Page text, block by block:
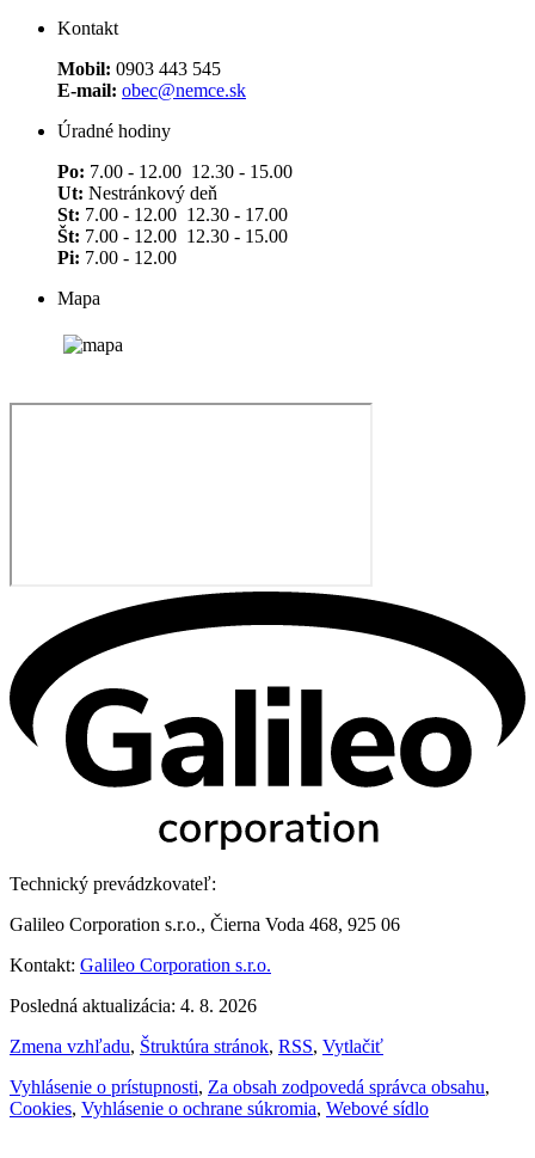
Kontakt
Mobil: 0903 443 545
E-mail: obec@nemce.sk
Úradné hodiny
Po: 7.00 - 12.00 12.30 - 15.00
Ut: Nestránkový deň
St: 7.00 - 12.00 12.30 - 17.00
Št: 7.00 - 12.00 12.30 - 15.00
Pi: 7.00 - 12.00
Mapa
Technický prevádzkovateľ:
Galileo Corporation s.r.o., Čierna Voda 468, 925 06
Kontakt: Galileo Corporation s.r.o.
Posledná aktualizácia: 4. 8. 2026
Zmena vzhľadu, Štruktúra stránok, RSS, Vytlačiť
Vyhlásenie o prístupnosti, Za obsah zodpovedá správca obsahu,
Cookies, Vyhlásenie o ochrane súkromia, Webové sídlo